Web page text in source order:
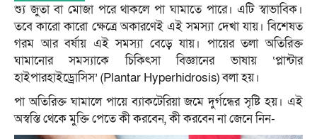
শ্যু জুতা বা মোজা পরে থাকলে পা ঘামাতে পারে। এটি স্বাভাবিক।
তবে কারো কারো ক্ষেত্রে অকারণেই এই সমস্যা দেখা যায়। বিশেষত
গরম আর বর্ষায় এই সমস্যা বেড়ে যায়। পায়ের তলা অতিরিক্ত
ঘামানোর সমস্যাকে চিকিৎসা বিজ্ঞানের ভাষায় ‘প্লান্টার
হাইপারহাইড্রোসিস’ (Plantar Hyperhidrosis) বলা হয়।
পা অতিরিক্ত ঘামালে পায়ে ব্যাকটেরিয়া জমে দুর্গন্ধের সৃষ্টি হয়। এই
অস্বস্তি থেকে মুক্তি পেতে কী করবেন, কী করবেন না জেনে নিন-